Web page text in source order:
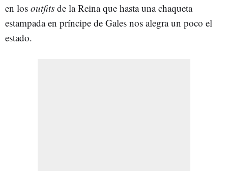
en los outfits de la Reina que hasta una chaqueta
estampada en príncipe de Gales nos alegra un poco el
estado.